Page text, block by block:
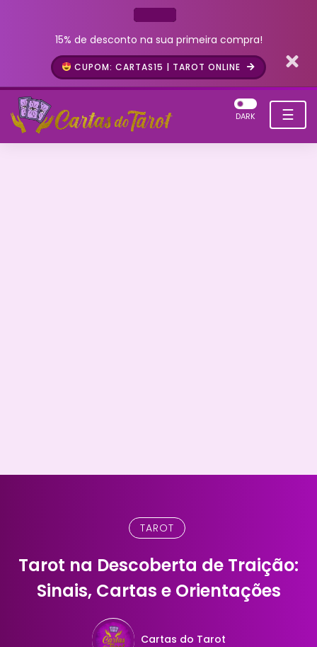
15% de desconto na sua primeira compra!
CUPOM: CARTAS15 | TAROT ONLINE
☰
DARK
TAROT
Tarot na Descoberta de Traição:
Sinais, Cartas e Orientações
Cartas do Tarot